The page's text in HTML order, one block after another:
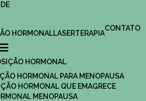
HORMONAL LASERTERAPIA
CONTATO
HORMONAL
HORMONAL PARA MENOPAUSA
HORMONAL QUE EMAGRECE
MENOPAUSA